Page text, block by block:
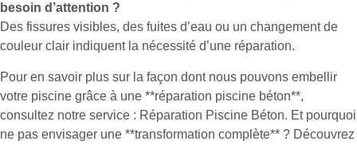
besoin d’attention ?
Des fissures visibles, des fuites d’eau ou un changement de
couleur clair indiquent la nécessité d’une réparation.
Pour en savoir plus sur la façon dont nous pouvons embellir
votre piscine grâce à une **réparation piscine béton**,
consultez notre service : Réparation Piscine Béton. Et pourquoi
ne pas envisager une **transformation complète** ? Découvrez